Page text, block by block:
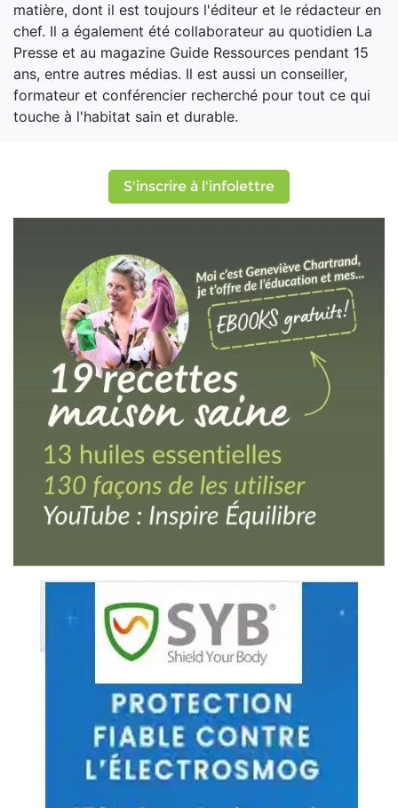
matière, dont il est toujours l'éditeur et le rédacteur en
chef. Il a également été collaborateur au quotidien La
Presse et au magazine Guide Ressources pendant 15
ans, entre autres médias. Il est aussi un conseiller,
formateur et conférencier recherché pour tout ce qui
touche à l'habitat sain et durable.
S'inscrire à l'infolettre